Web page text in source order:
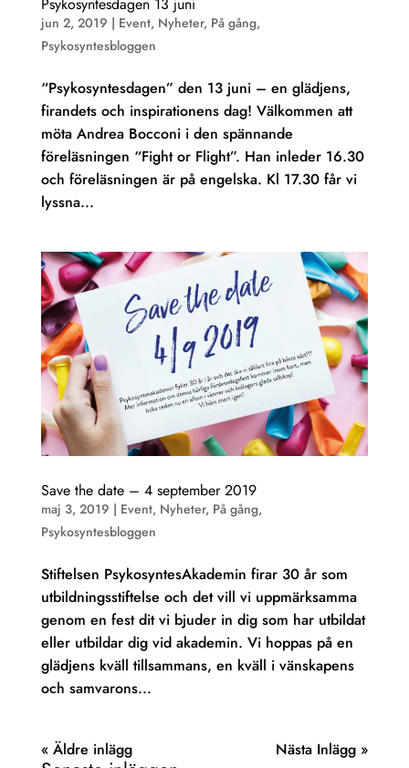
Psykosyntesdagen 13 juni
jun 2, 2019 | Event, Nyheter, På gång,
Psykosyntesbloggen
“Psykosyntesdagen” den 13 juni – en glädjens,
firandets och inspirationens dag! Välkommen att
möta Andrea Bocconi i den spännande
föreläsningen “Fight or Flight”. Han inleder 16.30
och föreläsningen är på engelska. Kl 17.30 får vi
lyssna...
Save the date – 4 september 2019
maj 3, 2019 | Event, Nyheter, På gång,
Psykosyntesbloggen
Stiftelsen PsykosyntesAkademin firar 30 år som
utbildningsstiftelse och det vill vi uppmärksamma
genom en fest dit vi bjuder in dig som har utbildat
eller utbildar dig vid akademin. Vi hoppas på en
glädjens kväll tillsammans, en kväll i vänskapens
och samvarons...
« Äldre inlägg Nästa Inlägg »